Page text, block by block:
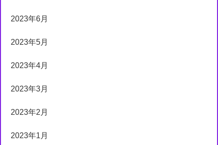
2023年6月
2023年5月
2023年4月
2023年3月
2023年2月
2023年1月